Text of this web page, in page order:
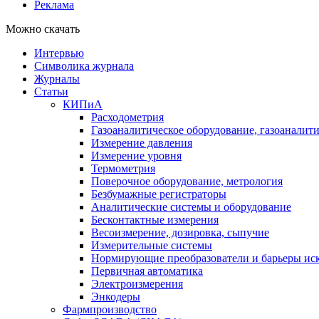
Реклама
Можно скачать
Интервью
Символика журнала
Журналы
Статьи
КИПиА
Расходометрия
Газоаналитическое оборудование,
Измерение давления
Измерение уровня
Термометрия
Поверочное оборудование, метрология
Безбумажные регистраторы
Аналитические системы и оборудование
Бесконтактные измерения
Весоизмерение, дозировка, сыпучие
Измерительные системы
Нормирующие преобразователи и барьеры
Первичная автоматика
Электроизмерения
Энкодеры
Фармпроизводство